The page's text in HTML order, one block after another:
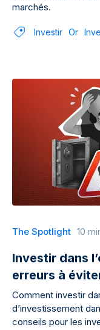
marchés.
Investir Or
The Spotlight 10
Investir dans
erreurs à
Comment investir
d’investissement
conseils pour les